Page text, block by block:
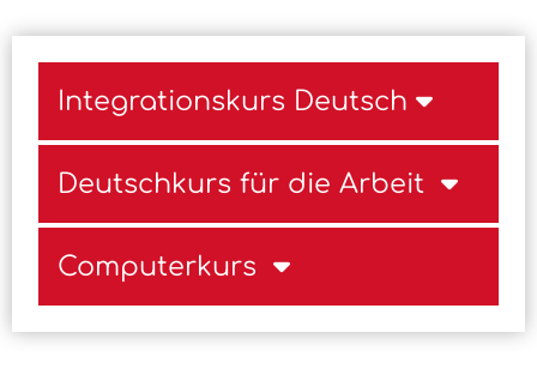
Integrationskurs Deutsch
Deutschkurs für die Arbeit
Computerkurs